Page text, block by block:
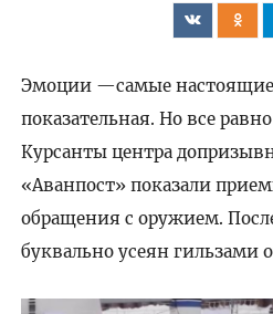
Эмоции —самые настоящие,
показательная. Но все
Курсанты центра
«Аванпост» показали
обращения с оружием.
буквально усеян гильзами